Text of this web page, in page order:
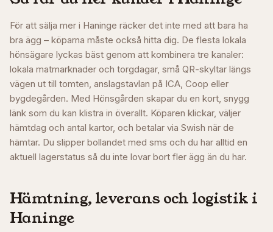
För att sälja mer i Haninge räcker det inte med att bara ha
bra ägg – köparna måste också hitta dig. De flesta lokala
hönsägare lyckas bäst genom att kombinera tre kanaler:
lokala matmarknader och torgdagar, små QR-skyltar längs
vägen ut till tomten, anslagstavlan på ICA, Coop eller
bygdegården. Med Hönsgården skapar du en kort, snygg
länk som du kan klistra in överallt. Köparen klickar, väljer
hämtdag och antal kartor, och betalar via Swish när de
hämtar. Du slipper bollandet med sms och du har alltid en
aktuell lagerstatus så du inte lovar bort fler ägg än du har.
Hämtning, leverans och logistik i
Haninge